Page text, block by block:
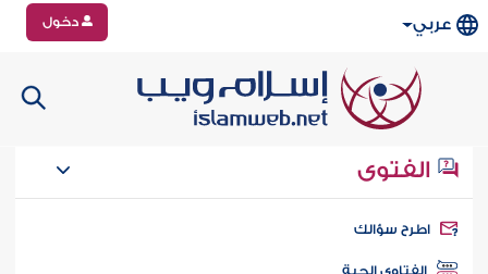
عربي دخول
الفتوى
سؤالك